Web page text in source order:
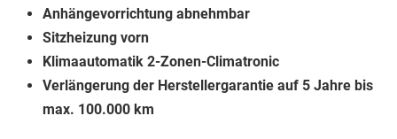
Anhängevorrichtung abnehmbar
Sitzheizung vorn
Klimaautomatik 2-Zonen-Climatronic
Verlängerung der Herstellergarantie auf 5 Jahre bis
max. 100.000 km